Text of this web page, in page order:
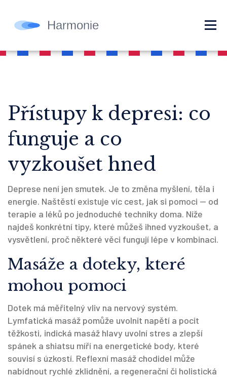
Přístupy k depresi: co
funguje a co
vyzkoušet hned
Deprese není jen smutek. Je to změna myšlení, těla i
energie. Naštěstí existuje víc cest, jak si pomoci — od
terapie a léků po jednoduché techniky doma. Níže
najdeš konkrétní tipy, které můžeš ihned vyzkoušet, a
vysvětlení, proč některé věci fungují lépe v kombinaci.
Masáže a doteky, které
mohou pomoci
Dotek má měřitelný vliv na nervový systém.
Lymfatická masáž pomůže uvolnit napětí a pocit
těžkosti, indická masáž hlavy uvolní stres a zlepší
spánek a shiatsu míří na energetické body, které
souvisí s úzkostí. Reflexní masáž chodidel může
nabídnout rychlé zklidnění, a regenerační či holistická